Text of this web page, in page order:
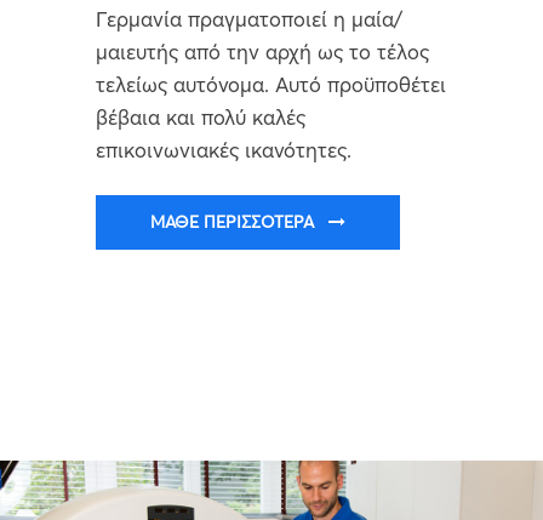
Γερμανία πραγματοποιεί η μαία/
μαιευτής από την αρχή ως το τέλος
τελείως αυτόνομα. Αυτό προϋποθέτει
βέβαια και πολύ καλές
επικοινωνιακές ικανότητες.
ΜΆΘΕ ΠΕΡΙΣΣΌΤΕΡΑ